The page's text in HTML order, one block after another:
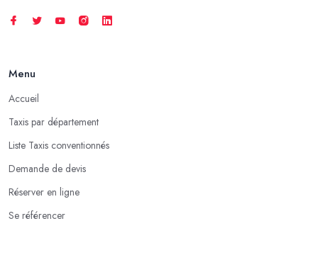
Menu
Accueil
Taxis par département
Liste Taxis conventionnés
Demande de devis
Réserver en ligne
Se référencer